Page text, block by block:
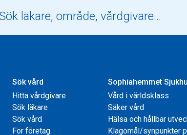
Sök vård
Hitta vårdgivare
Sök läkare
Sök vård
För företag
Sophiahemmet
Vård i världsklass
Säker vård
Hälsa och hållbar
Klagomål/synpunkter